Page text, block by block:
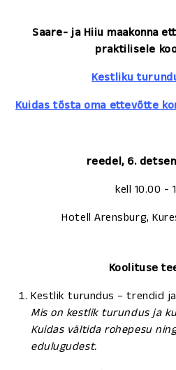
Saare- ja Hiiu maakonna
praktilisele
Kestliku
Kuidas tõsta oma ettevõtte
reedel, 6.
kell 10.00 -
Hotell Arensburg,
Koolituse
Kestlik turundus – trendid
Mis on kestlik turundus ja
Kuidas vältida rohepesu
edulugudest.